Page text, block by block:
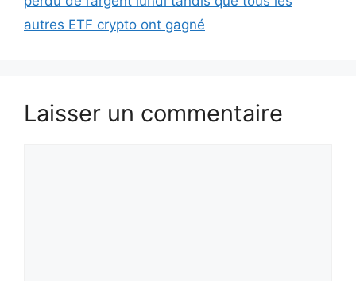
autres ETF crypto ont gagné
Laisser un commentaire